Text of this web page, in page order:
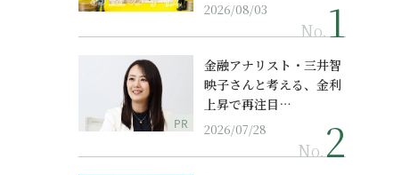
2026/08/03
No.
PR
金融アナリスト・三井智
映子さんと考える、金利
上昇で再注目…
2026/07/28
No.